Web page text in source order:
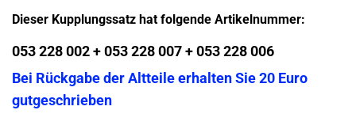
Dieser Kupplungssatz hat folgende Artikelnummer:
053 228 002 + 053 228 007 + 053 228 006
Bei Rückgabe der Altteile erhalten Sie 20 Euro
gutgeschrieben